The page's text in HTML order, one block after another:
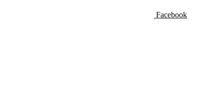
Facebook